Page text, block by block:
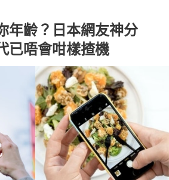
年齡？日本網友神分
唔會咁樣揸機